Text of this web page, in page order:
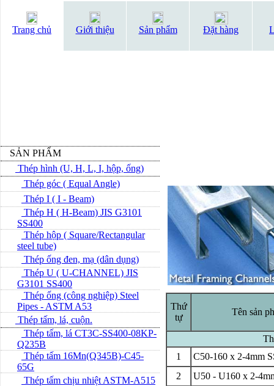
Trang chủ Giới thiệu Sản phẩm Đặt hàng
SẢN PHẨM
Thép hình (U, H, L, I, hộp, ống)
Thép góc ( Equal Angle)
Thép I ( I - Beam)
Thép H ( H-Beam) JIS G3101
SS400
Thép hộp ( Square/Rectangular
steel tube)
Thép ống đen, mạ (dân dụng)
Thép U ( U-CHANNEL) JIS
G3101 SS400
Thép ống (công nghiệp) Steel
Pipes - ASTM A53
Thép tấm, lá, cuộn.
Thép tấm, lá CT3C-SS400-08KP-
Q235B
Thép tấm 16Mn(Q345B)-C45-
65G
Thép tấm chịu nhiệt ASTM-A515
Thứ
tự
Tên sản
1
C50-160 x 2-4mm
2
U50 - U160 x 2-